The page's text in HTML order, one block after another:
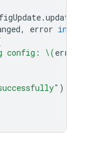
.
, error in
config: \(error
)